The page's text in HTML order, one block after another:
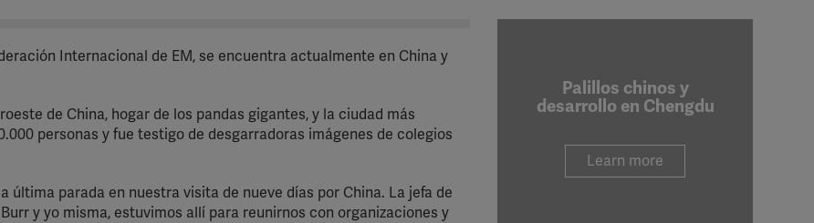
Internacional de EM, se encuentra actualmente en China y
de China, hogar de los pandas gigantes, y la ciudad más
personas y fue testigo de desgarradoras imágenes de colegios
última parada en nuestra visita de nueve días por China. La jefa de
y yo misma, estuvimos allí para reunirnos con organizaciones y
Palillos chinos y
desarrollo en Chengdu
Learn more